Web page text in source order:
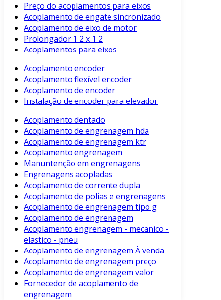
Preço do acoplamentos para eixos
Acoplamento de engate sincronizado
Acoplamento de eixo de motor
Prolongador 1 2 x 1 2
Acoplamentos para eixos
Acoplamento encoder
Acoplamento flexível encoder
Acoplamento de encoder
Instalação de encoder para elevador
Acoplamento dentado
Acoplamento de engrenagem hda
Acoplamento de engrenagem ktr
Acoplamento engrenagem
Manuntenção em engrenagens
Engrenagens acopladas
Acoplamento de corrente dupla
Acoplamento de polias e engrenagens
Acoplamento de engrenagem tipo g
Acoplamento de engrenagem
Acoplamento engrenagem - mecanico -
elastico - pneu
Acoplamento de engrenagem À venda
Acoplamento de engrenagem preço
Acoplamento de engrenagem valor
Fornecedor de acoplamento de
engrenagem